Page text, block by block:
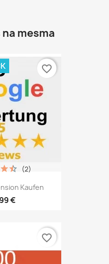
mesma
Kaufen
€
(2)
favorite_border
favorite_border